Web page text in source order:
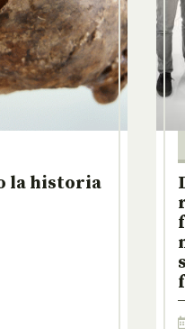
la historia